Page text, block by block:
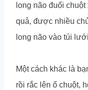
long não đuổi
quả, được nhiều
long não vào túi
Một cách khác là
rồi rắc lên ổ chuột,